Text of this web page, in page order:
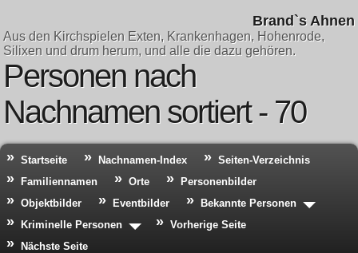
Brand`s Ahnen
Aus den Kirchspielen Exten, Krankenhagen, Hohenrode,
Silixen und drum herum, und alle die dazu gehören.
Personen nach
Nachnamen sortiert - 70
Startseite Nachnamen-Index
Seiten-Verzeichnis
Familiennamen
Orte
Personenbilder
Objektbilder
Eventbilder
Bekannte Personen
Kriminelle Personen
Vorherige Seite
Nächste Seite